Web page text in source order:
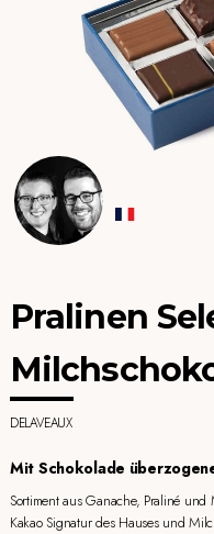
Pralinen
DELAVEAUX
Mit Schokolade
Sortiment aus Ganache, Praliné
Kakao Signatur des Hauses und